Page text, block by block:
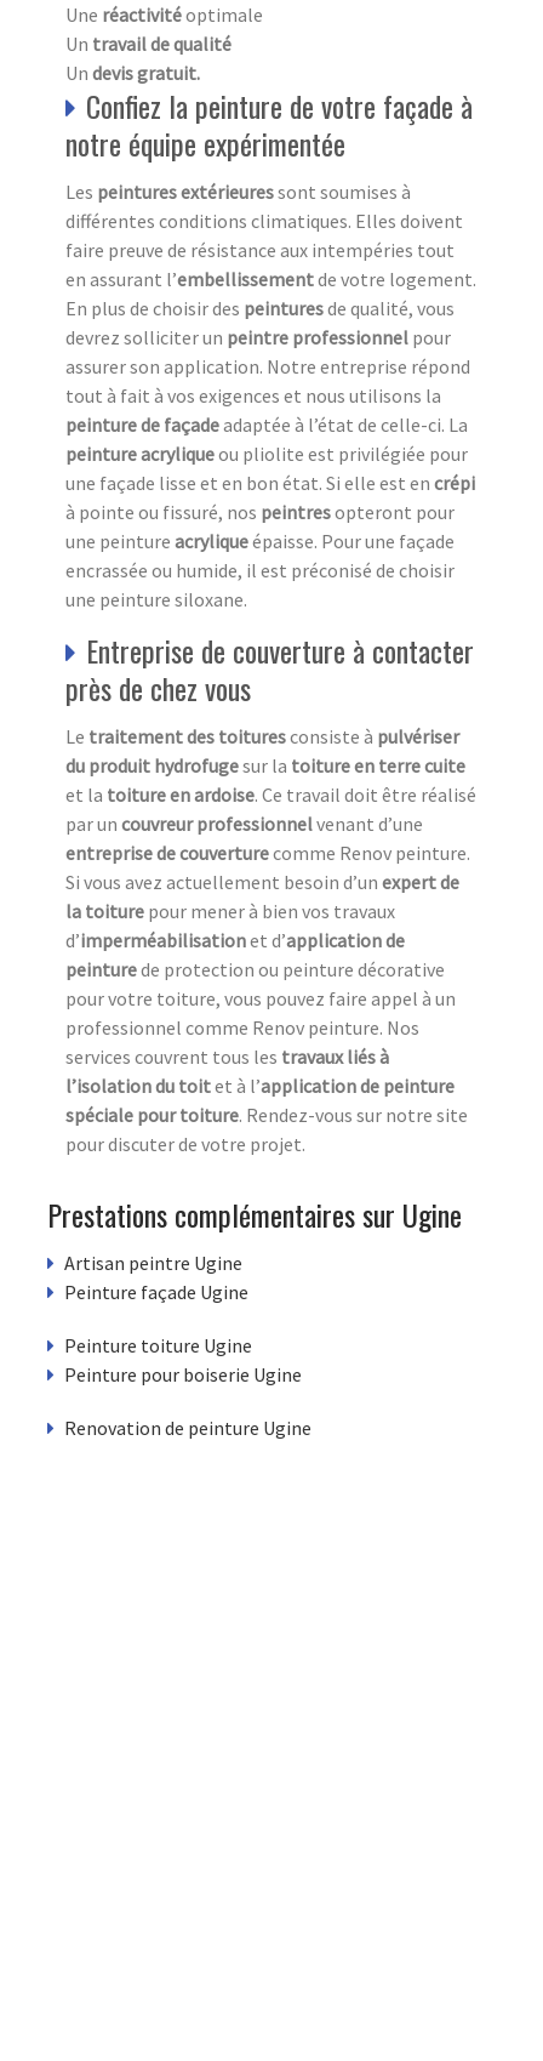
Une réactivitéoptimale
Un travail de qualité
Un devis gratuit.
Confiez la peinture de votre façade à
notre équipe expérimentée
Les peintures extérieuressont soumises à
différentes conditions climatiques. Elles doivent
faire preuve de résistance aux intempéries tout
en assurant l’embellissementde votre logement.
En plus de choisir des peinturesde qualité, vous
devrez solliciter un peintre professionnel pour
assurer son application. Notre entreprise répond
tout à fait à vos exigences et nous utilisons la
peinture de façadeadaptée à l’état de celle-ci. La
peinture acryliqueou pliolite est privilégiée pour
une façade lisse et en bon état. Si elle est en crépi
à pointe ou fissuré, nos peintresopteront pour
une peinture acryliqueépaisse. Pour une façade
encrassée ou humide, il est préconisé de choisir
une peinture siloxane.
Entreprise de couverture à contacter
près de chez vous
Le traitement des toituresconsiste à pulvériser
du produit hydrofugesur la toiture en terre cuite
et la toiture en ardoise. Ce travail doit être réalisé
par un couvreur professionnelvenant d’une
entreprise de couverturecomme Renov peinture.
Si vous avez actuellement besoin d’un expert de
la toiture pour mener à bien vos travaux
d’imperméabilisationet d’application de
peinturede protection ou peinture décorative
pour votre toiture, vous pouvez faire appel à un
professionnel comme Renov peinture. Nos
services couvrent tous les travaux liés à
l’isolation du toitet à l’application de peinture
spéciale pour toiture. Rendez-vous sur notre site
pour discuter de votre projet.
Prestations complémentaires sur Ugine
Artisan peintre Ugine
Peinture façade Ugine
Peinture toiture Ugine
Peinture pour boiserie Ugine
Renovation de peinture Ugine